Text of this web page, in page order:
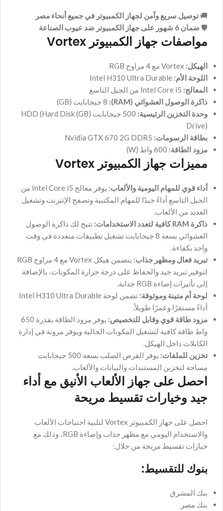
🚚 توصيل سريع وآمن لجهاز الكمبيوتر في جميع أنحاء مصر
🛡️ضمان 6 شهور على جهاز الكمبيوتر ضد عيوب الصناعة
مواصفات جهاز الكمبيوتر Vortex
الهيكل:
اللوحة الأم:
المعالج:
ذاكرة الوصول العشوائي (RAM):
وحدة التخزين الرئيسية:
500 جيجابايت (GB) HDD (Hard Disk
Drive)
بطاقة الرسومات:
مزود الطاقة:
مميزات جهاز الكمبيوتر Vortex
أداء قوي للمهام اليومية والألعاب:
يوفر معالج Intel Core i5 من
الجيل التاسع أداءً جيدًا للمهام المكتبية وتصفح الإنترنت وتشغيل
العديد من الألعاب.
ذاكرة RAM كافية لتعدد الاستخدامات:
تتيح لك ذاكرة الوصول
العشوائي بسعة 8 جيجابايت تشغيل تطبيقات متعددة في وقت
واحد بكفاءة.
تبريد فعال ومظهر جذاب:
يتضمن هيكل Vortex مع 4 مراوح RGB
لتوفير تبريد جيد والحفاظ على درجة حرارة المكونات، بالإضافة
إلى تأثيرات إضاءة RGB جذابة.
لوحة أم متينة وموثوقة:
تضمن لوحة Intel H310 Ultra Durable
أداءً مستقرًا وعمرًا طويلاً.
مزود طاقة قوي وقابل للتخصيص:
يوفر مزود الطاقة بقدرة 650
واط طاقة كافية لتشغيل المكونات الحالية ويوفر مرونة في إدارة
الكابلات داخل الهيكل.
تخزين للملفات:
يوفر القرص الصلب بسعة 500 جيجابايت
مساحة لتخزين المستندات والبيانات والألعاب.
احصل على جهاز الألعاب الأنيق مع أداء
جيد وخيارات تقسيط مريحة
احصل على جهاز الكمبيوتر Vortex لتلبية احتياجات الألعاب
والاستخدام اليومي مع مظهر جذاب وإضاءة RGB، وذلك مع
خيارات تقسيط مريحة من خلال:
بنوك للتقسيط:
بنك المشرق
بنك مصر